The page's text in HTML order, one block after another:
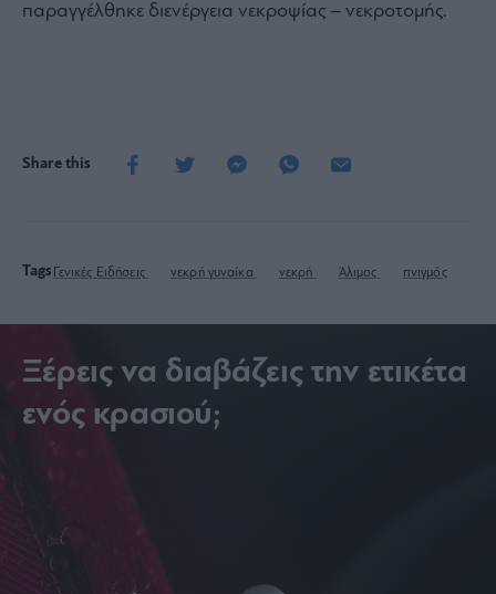
παραγγέλθηκε διενέργεια νεκροψίας – νεκροτομής.
Share this
Tags Γενικές Ειδήσεις νεκρή γυναίκα νεκρή Άλιμος πνιγμός
Ξέρεις να διαβάζεις την ετικέτα
ενός κρασιού;